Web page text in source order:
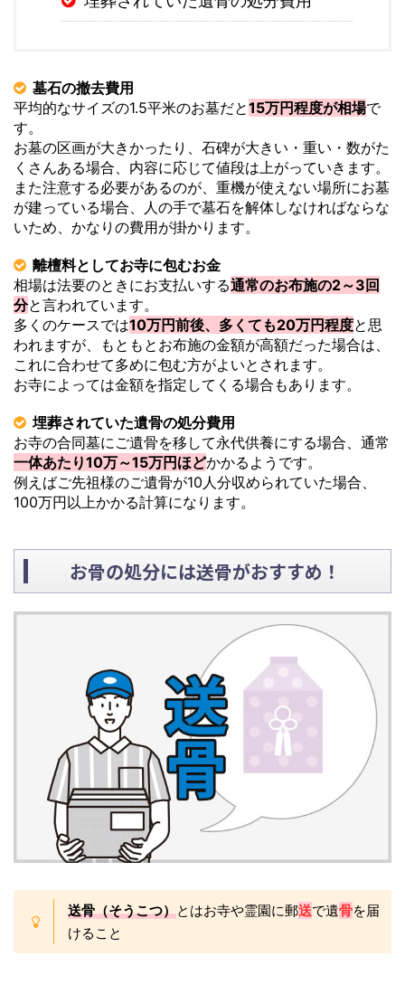
墓石の撤去費用
平均的なサイズの1.5平米のお墓だと15万円程度が相場で
す。
お墓の区画が大きかったり、石碑が大きい・重い・数がた
くさんある場合、内容に応じて値段は上がっていきます。
また注意する必要があるのが、重機が使えない場所にお墓
が建っている場合、人の手で墓石を解体しなければならな
いため、かなりの費用が掛かります。
離檀料としてお寺に包むお金
相場は法要のときにお支払いする通常のお布施の2～3回
分と言われています。
多くのケースでは10万円前後、多くても20万円程度と思
われますが、もともとお布施の金額が高額だった場合は、
これに合わせて多めに包む方がよいとされます。
お寺によっては金額を指定してくる場合もあります。
埋葬されていた遺骨の処分費用
お寺の合同墓にご遺骨を移して永代供養にする場合、通常
一体あたり10万～15万円ほどかかるようです。
例えばご先祖様のご遺骨が10人分収められていた場合、
100万円以上かかる計算になります。
お骨の処分には送骨がおすすめ！
送骨（そうこつ）とはお寺や霊園に郵送で遺骨を届
けること